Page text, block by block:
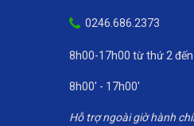
0246.686.2373
8h00-17h00 từ thứ 2
8h00' - 17h00'
Hỗ trợ ngoài giờ hành